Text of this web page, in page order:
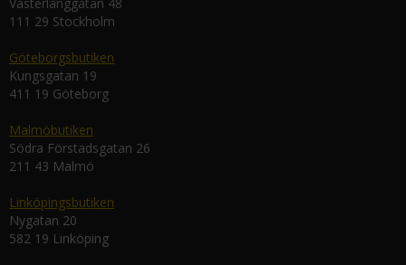
111 29 Stockholm
Göteborgsbutiken
Kungsgatan 19
411 19 Göteborg
Malmöbutiken
Södra Förstadsgatan 26
211 43 Malmö
Linköpingsbutiken
Nygatan 20
582 19 Linköping